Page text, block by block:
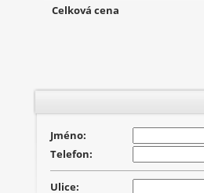
Celková cena
Jméno:
Telefon:
Ulice: